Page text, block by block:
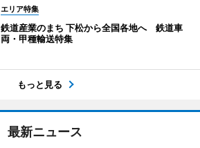
エリア特集
鉄道産業のまち 下松から全国各地へ 鉄道車
両・甲種輸送特集
もっと見る
最新ニュース